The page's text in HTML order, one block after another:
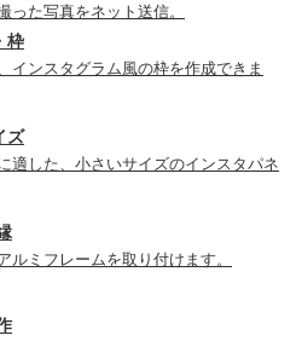
った写真をネット送信。
枠
インスタグラム風の枠を作成できま
ズ
適した、小さいサイズのインスタパネ
ルミフレームを取り付けます。